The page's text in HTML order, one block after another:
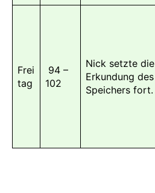
Frei
tag
94 –
102
Nick setzte die
Erkundung des
Speichers fort.